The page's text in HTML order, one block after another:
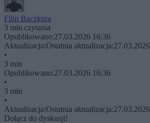
Filip Baczkura
3 min czytania
Opublikowano:27.03.2026 16:36
Aktualizacja:Ostatnia aktualizacja:
•
3 min
Opublikowano:27.03.2026 16:36
•
3 min
•
Aktualizacja:Ostatnia aktualizacja:
Dołącz do dyskusji!